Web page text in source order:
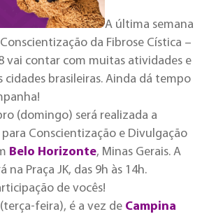
A última semana
da Fibrose Cística –
vai contar com muitas atividades e
cidades brasileiras. Ainda dá tempo
(domingo) será realizada a
Conscientização e Divulgação
Belo Horizonte, Minas Gerais. A
Praça JK, das 9h às 14h.
de vocês!
feira), é a vez de Campina